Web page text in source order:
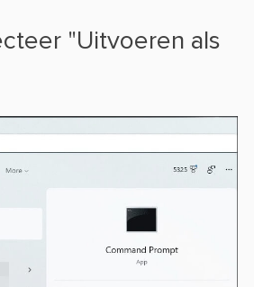
"Uitvoeren als